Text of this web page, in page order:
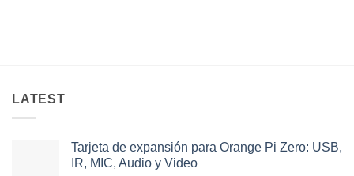
LATEST
Tarjeta de expansión para Orange Pi Zero: USB,
IR, MIC, Audio y Video